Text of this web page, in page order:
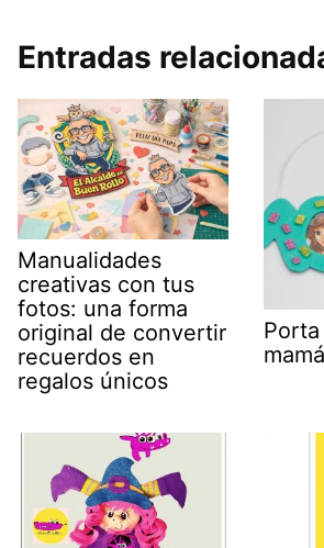
Entradas
Manualidades
creativas con tus
fotos: una forma
original de convertir
recuerdos en
regalos únicos
mamá